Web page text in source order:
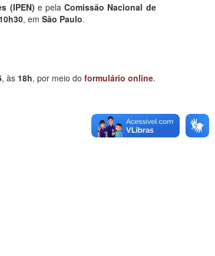
(IPEN) e pelaComissão Nacional de
10h30, em São Paulo.
, às 18h, por meio do formulário online.